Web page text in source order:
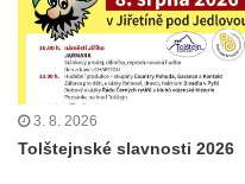
3. 8. 2026
Tolštejnské slavnosti 2026